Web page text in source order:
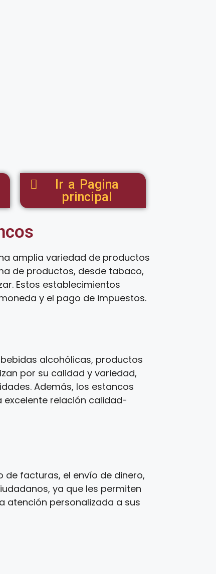
Ir a Pagina
principal
amplia variedad de productos
de productos, desde tabaco,
Estos establecimientos
y el pago de impuestos.
alcohólicas, productos
por su calidad y variedad,
Además, los estancos
relación calidad-
facturas, el envío de dinero,
ya que les permiten
atención personalizada a sus